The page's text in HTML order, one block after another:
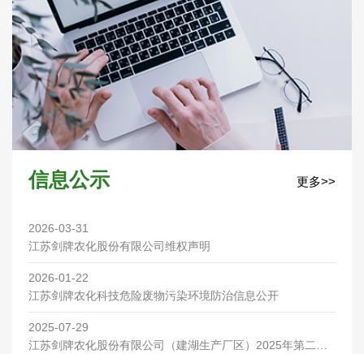
信息公示 更多>>
2026-03-31
江苏剑牌农化股份有限公司维权声明
2026-01-22
江苏剑牌农化科技危险废物污染环境防治信息公开
2025-07-29
江苏剑牌农化股份有限公司（建湖生产厂区）2025年第二季